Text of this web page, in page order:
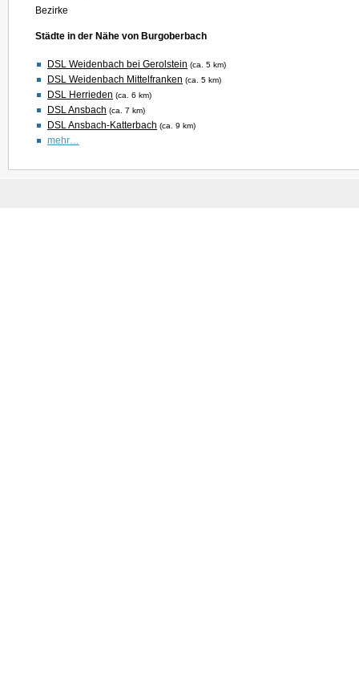
Bezirke
Städte in der Nähe von Burgoberbach
DSL Weidenbach bei Gerolstein (ca. 5 km)
DSL Weidenbach Mittelfranken (ca. 5 km)
DSL Herrieden (ca. 6 km)
DSL Ansbach (ca. 7 km)
DSL Ansbach-Katterbach (ca. 9 km)
mehr…